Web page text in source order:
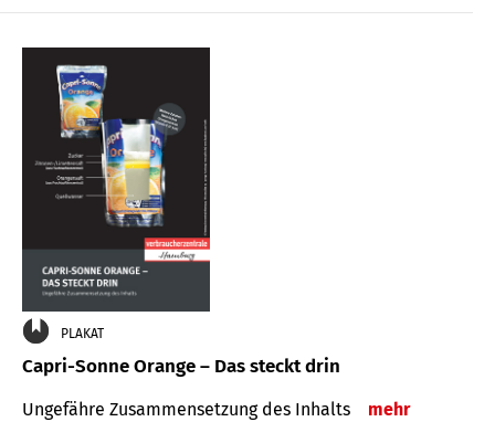
PLAKAT
Capri-Sonne Orange – Das steckt drin
Ungefähre Zu­sammen­setzung des Inhalts mehr